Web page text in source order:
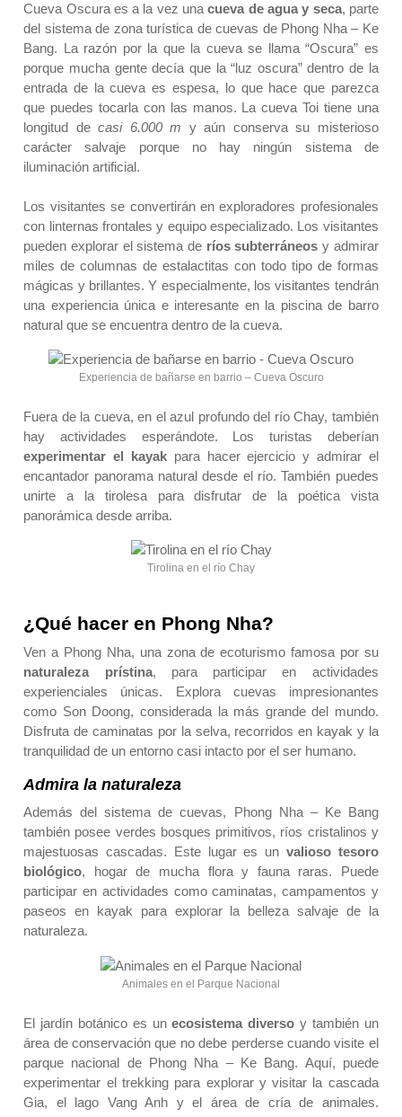
Cueva Oscura es a la vez unacueva de agua y seca, parte
del sistema de zona turística de cuevas de Phong Nha – Ke
Bang. La razón por la que la cueva se llama “Oscura” es
porque mucha gente decía que la “luz oscura” dentro de la
entrada de la cueva es espesa, lo que hace que parezca
que puedes tocarla con las manos. La cueva Toi tiene una
longitud decasi 6.000 m y aún conserva su misterioso
carácter salvaje porque no hay ningún sistema de
iluminación artificial.
Los visitantes se convertirán en exploradores profesionales
con linternas frontales y equipo especializado. Los visitantes
pueden explorar el sistema de ríos subterráneos y admirar
miles de columnas de estalactitas con todo tipo de formas
mágicas y brillantes. Y especialmente, los visitantes tendrán
una experiencia única e interesante en la piscina de barro
natural que se encuentra dentro de la cueva.
Experiencia de bañarse en barrio – Cueva Oscuro
Fuera de la cueva, en el azul profundo del río Chay, también
hay actividades esperándote. Los turistas deberían
experimentar el kayakpara hacer ejercicio y admirar el
encantador panorama natural desde el río. También puedes
unirte a la tirolesa para disfrutar de la poética vista
panorámica desde arriba.
Tirolina en el río Chay
¿Qué hacer en Phong Nha?
Ven a Phong Nha, una zona de ecoturismo famosa por su
naturaleza prístina, para participar en actividades
experienciales únicas. Explora cuevas impresionantes
como Son Doong, considerada la más grande del mundo.
Disfruta de caminatas por la selva, recorridos en kayak y la
tranquilidad de un entorno casi intacto por el ser humano.
Admira la naturaleza
Además del sistema de cuevas, Phong Nha – Ke Bang
también posee verdes bosques primitivos, ríos cristalinos y
majestuosas cascadas. Este lugar es un valioso tesoro
biológico, hogar de mucha flora y fauna raras. Puede
participar en actividades como caminatas, campamentos y
paseos en kayak para explorar la belleza salvaje de la
naturaleza.
Animales en el Parque Nacional
El jardín botánico es unecosistema diverso y también un
área de conservación que no debe perderse cuando visite el
parque nacional de Phong Nha – Ke Bang. Aquí, puede
experimentar el trekking para explorar y visitar la cascada
Gia, el lago Vang Anh y el área de cría de animales.